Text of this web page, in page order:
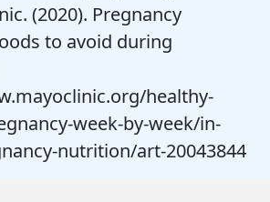
(2020). Pregnancy
to avoid during
healthy-
week-by-week/in-
nutrition/art-20043844